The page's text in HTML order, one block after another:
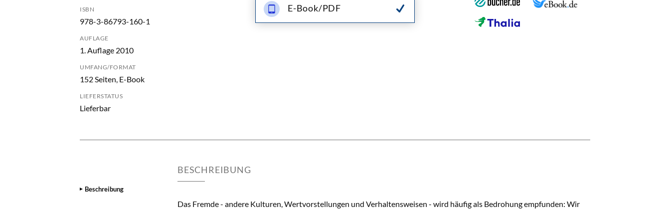
ISBN
978-3-86793-160-1
AUFLAGE
1. Auflage 2010
UMFANG/FORMAT
152 Seiten, E-Book
LIEFERSTATUS
Lieferbar
E-Book/PDF
Beschreibung
BESCHREIBUNG
Das Fremde - andere Kulturen, Wertvorstellungen und Verhaltensweisen - wird häufig als Bedrohung empfunden: Wir